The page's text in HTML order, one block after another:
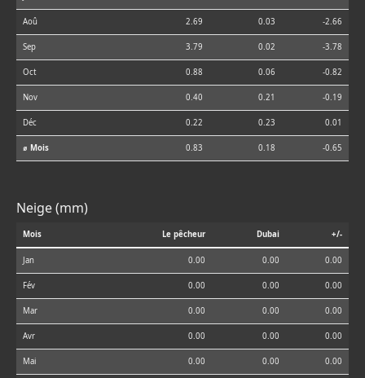
Aoû 2.69 0.03 -2.66
Sep 3.79 0.02 -3.78
Oct 0.88 0.06 -0.82
Nov 0.40 0.21 -0.19
Déc 0.22 0.23 0.01
⌀ Mois 0.83 0.18 -0.65
Neige (mm)
Mois Le pêcheur Dubai +/-
Jan 0.00 0.00 0.00
Fév 0.00 0.00 0.00
Mar 0.00 0.00 0.00
Avr 0.00 0.00 0.00
Mai 0.00 0.00 0.00